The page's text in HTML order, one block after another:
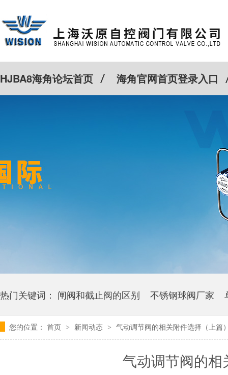
HJBA8海角论坛首页 海角官网首页登录入口
热门关键词： 闸阀和截止阀的区别 不锈钢球阀厂家
卫生级海角社区APP官网版多少钱
您的位置： 首页 > 新闻动态 > 气动调节阀的相关附件选择（上篇
气动调节阀的